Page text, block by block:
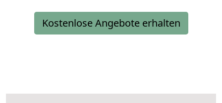
Kostenlose Angebote erhalten